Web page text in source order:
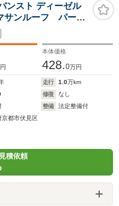
ンスト ディーゼル
サンルーフ パーシ
コントロールス
ヘッドライト
ビューカメラ パ
本体価格
428.0万円
走行 1.0万km
修復
なし
整備
法定整備付
京都市伏見区
積依頼